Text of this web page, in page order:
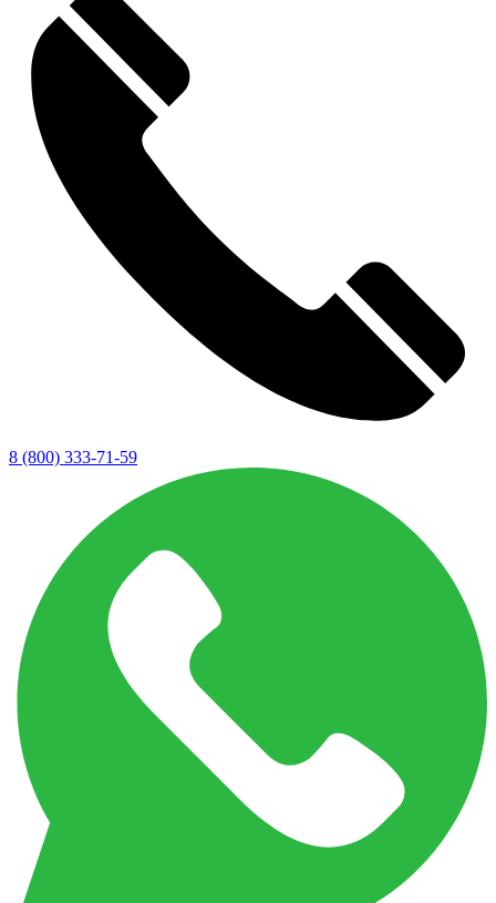
8 (800) 333-71-59